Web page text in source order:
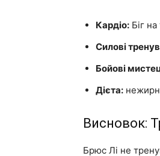
Кардіо: Біг
Силові
Бойові
Дієта:
Висновок:
Брюс Лі не